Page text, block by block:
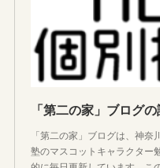
「第二の家」ブログ
「第二の家」ブログは、神
塾のマスコットキャラクター